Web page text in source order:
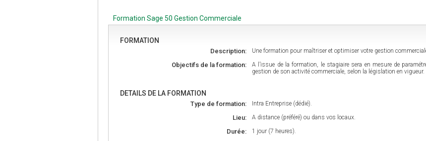
Formation Sage 50 Gestion Commerciale
FORMATION
Description: Une formation pour maîtriser et optimiser votre gestion
Objectifs de la formation:
A l’issue de la formation, le stagiaire sera en mesure de
gestion de son activité commerciale, selon la législation en vigueur.
DETAILS DE LA FORMATION
Type de formation: Intra Entreprise (dédié).
Lieu: A distance (préféré) ou dans vos locaux.
Durée: 1 jour (7 heures).